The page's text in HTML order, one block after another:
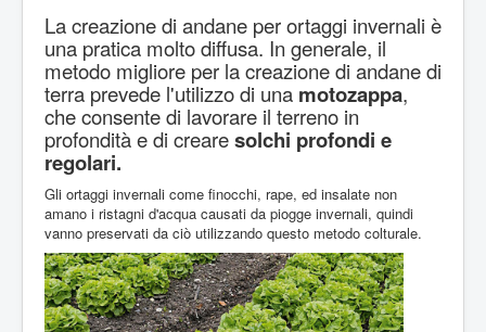
La creazione di andane per ortaggi invernali è
una pratica molto diffusa. In generale, il
metodo migliore per la creazione di andane di
terra prevede l'utilizzo di una motozappa,
che consente di lavorare il terreno in
profondità e di crearesolchi profondi e
regolari.
Gli ortaggi invernali come finocchi, rape, ed insalate non
amano i ristagni d'acqua causati da piogge invernali, quindi
vanno preservati da ciò utilizzando questo metodo colturale.